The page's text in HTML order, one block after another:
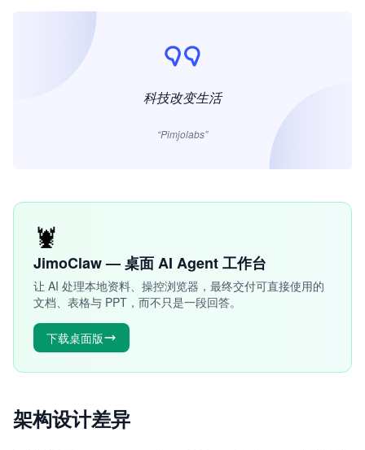
科技改变生活
“Pimjolabs”
🦞
JimoClaw — 桌面 AI Agent 工作台
让 AI 处理本地资料、操控浏览器，最终交付可直接使用的
文档、表格与 PPT，而不只是一段回答。
下载桌面版
架构设计差异